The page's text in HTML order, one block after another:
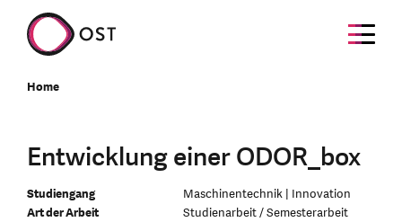
Home
Entwicklung einer ODOR_box
Studiengang
Maschinentechnik | Innovation
Art der Arbeit
Studienarbeit / Semesterarbeit